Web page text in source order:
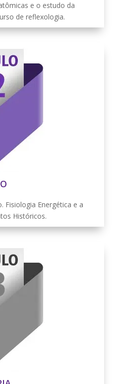
e o estudo da
de reflexologia.
Fisiologia Energética e a
Históricos.